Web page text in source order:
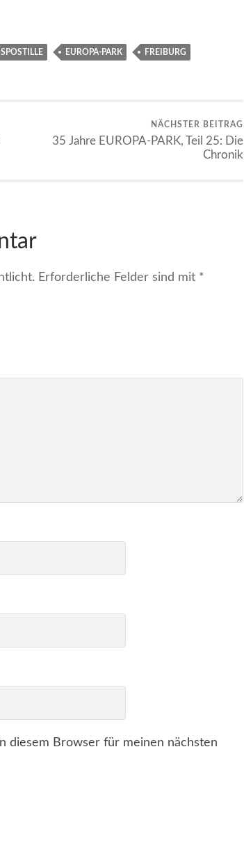
EUROPA-PARK FREIBURG
NÄCHSTER BEITRAG
35 Jahre EUROPA-PARK, Teil 25: Die
Chronik
Erforderliche Felder sind mit *
diesem Browser für meinen nächsten